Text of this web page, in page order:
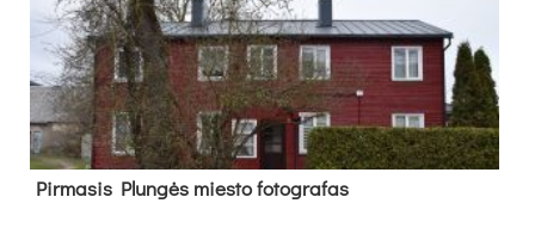
Pir­ma­sis Plun­gės mies­to fo­tog­ra­fas